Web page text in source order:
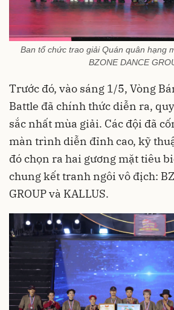
Ban tổ chức trao giải Quán quân hạng
BZONE DANCE
Trước đó, vào sáng 1/5, Vòng
Battle đã chính thức diễn ra,
sắc nhất mùa giải. Các đội đã
màn trình diễn đỉnh cao, kỹ
đó chọn ra hai gương mặt tiêu
chung kết tranh ngôi vô địch:
GROUP và KALLUS.